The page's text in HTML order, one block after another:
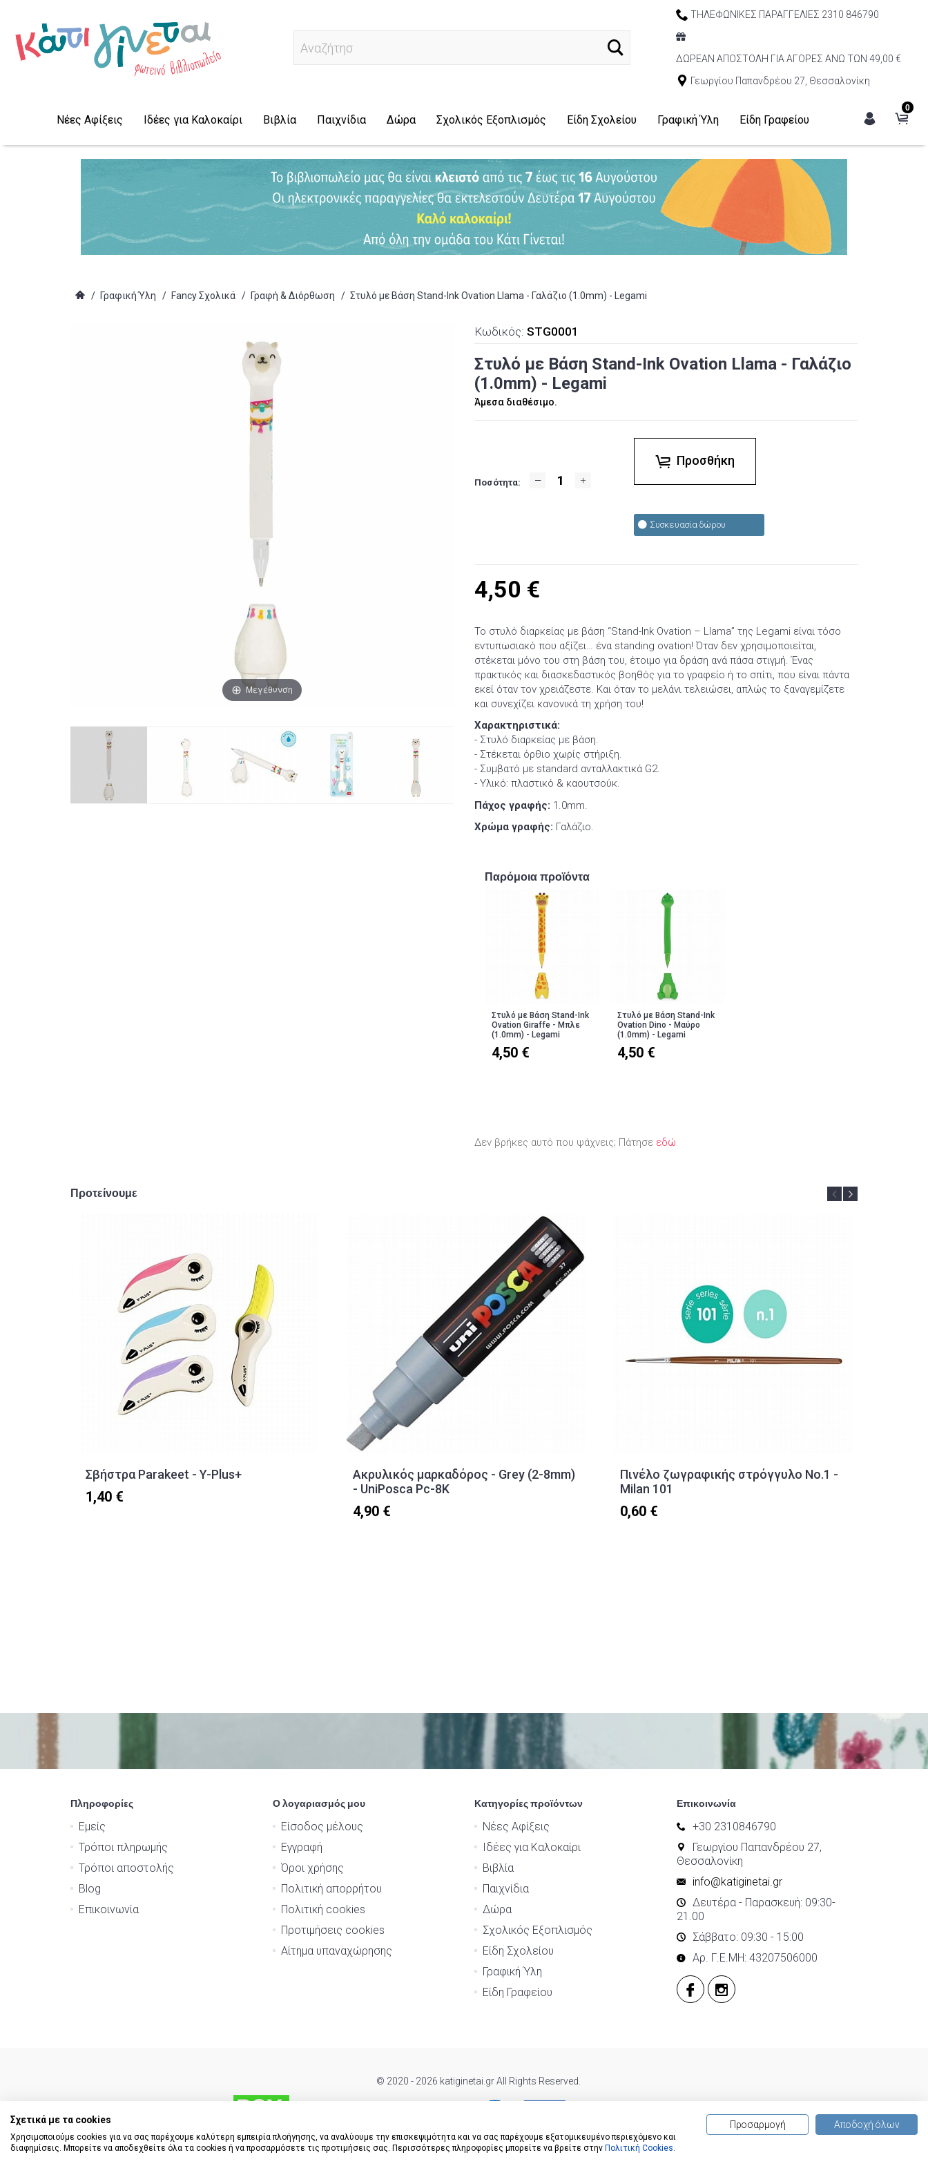
Αναζήτηση...
ΤΗΛΕΦΩΝΙΚΕΣ ΠΑΡΑΓΓΕΛΙΕΣ 2310 846790
ΔΩΡΕΑΝ ΑΠΟΣΤΟΛΗ ΓΙΑ ΑΓΟΡΕΣ ΑΝΩ ΤΩΝ 49,00 €
Γεωργίου Παπανδρέου 27, Θεσσαλονίκη
0
Νέες Αφίξεις Ιδέες για Καλοκαίρι Βιβλία Παιχνίδια Δώρα Σχολικός Εξοπλισμός Είδη Σχολείου Γραφική Ύλη Είδη Γραφείου
/ Γραφική Ύλη / Fancy Σχολικά / Γραφή & Διόρθωση / Στυλό με Βάση Stand-Ink Ovation Llama - Γαλάζιο (1.0mm) - Legami
Μεγέθυνση
Κωδικός: STG0001
Στυλό με Βάση Stand-Ink Ovation Llama - Γαλάζιο
(1.0mm) - Legami
Άμεσα διαθέσιμο.
Ποσότητα:
Προσθήκη
Συσκευασία δώρου
4,50 €
Το στυλό διαρκείας με βάση “Stand-Ink Ovation – Llama” της Legami είναι τόσο
εντυπωσιακό που αξίζει… ένα standing ovation! Όταν δεν χρησιμοποιείται,
στέκεται μόνο του στη βάση του, έτοιμο για δράση ανά πάσα στιγμή. Ένας
πρακτικός και διασκεδαστικός βοηθός για το γραφείο ή το σπίτι, που είναι πάντα
εκεί όταν τον χρειάζεστε. Και όταν το μελάνι τελειώσει, απλώς το ξαναγεμίζετε
και συνεχίζει κανονικά τη χρήση του!
Χαρακτηριστικά:
- Στυλό διαρκείας με βάση.
- Στέκεται όρθιο χωρίς στήριξη.
- Συμβατό με standard ανταλλακτικά G2.
- Υλικό: πλαστικό & καουτσούκ.
Πάχος γραφής: 1.0mm.
Χρώμα γραφής: Γαλάζιο.
Παρόμοια προϊόντα
Στυλό με Βάση Stand-Ink
Ovation Giraffe - Μπλε
(1.0mm) - Legami
4,50 €
Στυλό με Βάση Stand-Ink
Ovation Dino - Μαύρο
(1.0mm) - Legami
4,50 €
Δεν βρήκες αυτό που ψάχνεις; Πάτησε εδώ
Προτείνουμε
Σβήστρα Parakeet - Y-Plus+
1,40 €
Ακρυλικός μαρκαδόρος - Grey (2-8mm)
- UniPosca Pc-8K
4,90 €
Πινέλο ζωγραφικής στρόγγυλο Νο.1 -
Milan 101
0,60 €
Πληροφορίες
Εμείς
Τρόποι πληρωμής
Τρόποι αποστολής
Blog
Επικοινωνία
Ο λογαριασμός μου
Είσοδος μέλους
Εγγραφή
Όροι χρήσης
Πολιτική απορρήτου
Πολιτική cookies
Προτιμήσεις cookies
Αίτημα υπαναχώρησης
Κατηγορίες προϊόντων
Νέες Αφίξεις
Ιδέες για Καλοκαίρι
Βιβλία
Παιχνίδια
Δώρα
Σχολικός Εξοπλισμός
Είδη Σχολείου
Γραφική Ύλη
Είδη Γραφείου
Επικοινωνία
+30 2310846790
Γεωργίου Παπανδρέου 27,
Θεσσαλονίκη
info@katiginetai.gr
Δευτέρα - Παρασκευή: 09:30-
21.00
Σάββατο: 09:30 - 15:00
Αρ. Γ.Ε.ΜΗ: 43207506000
© 2020 - 2026 katiginetai.gr All Rights Reserved.
Σχετικά με τα cookies
Χρησιμοποιούμε cookies για να σας παρέχουμε καλύτερη εμπειρία πλοήγησης, να αναλύουμε την επισκεψιμότητα και να σας παρέχουμε εξατομικευμένο περιεχόμενο και
διαφημίσεις. Μπορείτε να αποδεχθείτε όλα τα cookies ή να προσαρμόσετε τις προτιμήσεις σας. Περισσότερες πληροφορίες μπορείτε να βρείτε στην Πολιτική Cookies.
Προσαρμογή Αποδοχή όλων